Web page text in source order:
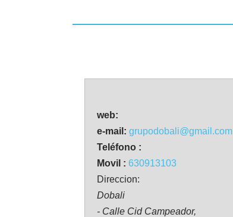
web:
e-mail: grupodobali@gmail.com
Teléfono :
Movil : 630913103
Direccion:
Dobali
- Calle Cid Campeador,